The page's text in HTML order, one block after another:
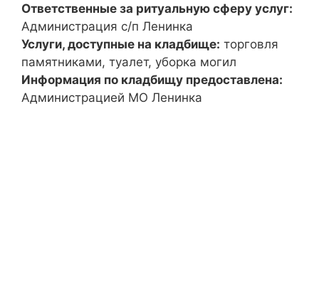
Ответственные за ритуальную сферу услуг:
Администрация с/п Ленинка
Услуги, доступные на кладбище: торговля
памятниками, туалет, уборка могил
Информация по кладбищу предоставлена:
Администрацией МО Ленинка